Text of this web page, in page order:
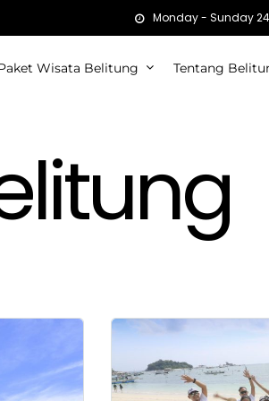
Monday - Sunday
Wisata Belitung Tentang